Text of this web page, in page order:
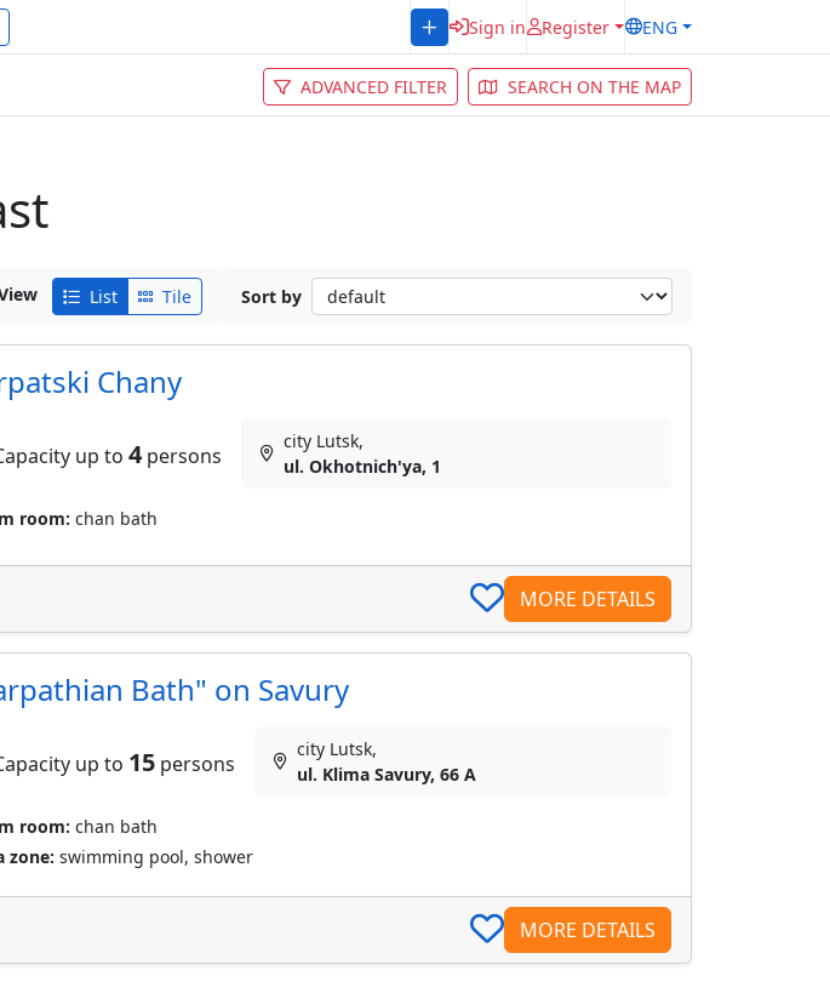
Sign in Register ENG
ADVANCED FILTER SEARCH ON THE MAP
List Tile Sort by
Chany
up to 4persons
city Lutsk,
ul. Okhotnich'ya, 1
room: chan bath
MORE DETAILS
Bath" on Savury
up to 15persons
city Lutsk,
ul. Klima Savury, 66 A
room: chan bath
zone: swimming pool, shower
MORE DETAILS